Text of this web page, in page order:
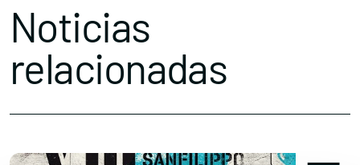
Noticias
relacionadas